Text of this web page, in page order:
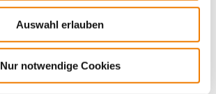
Auswahl erlauben
Nur notwendige Cookies